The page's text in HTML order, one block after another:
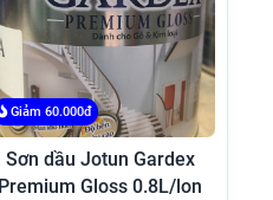
Giảm 60.000đ
Sơn dầu Jotun Gardex
Premium Gloss 0.8L/lon